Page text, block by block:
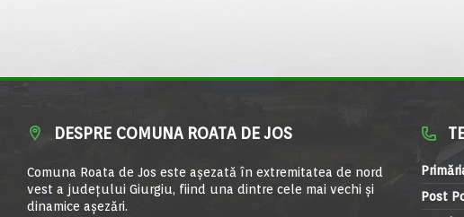
DESPRE COMUNA ROATA DE JOS
Comuna Roata de Jos este aşezată în extremitatea de nord
vest a judeţului Giurgiu, fiind una dintre cele mai vechi şi
dinamice aşezări.
Post